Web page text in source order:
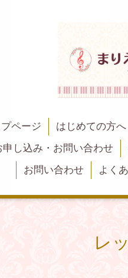
プページ はじめての方へ
し込み・お問い合わせ
お問い合わせ
よく
レ